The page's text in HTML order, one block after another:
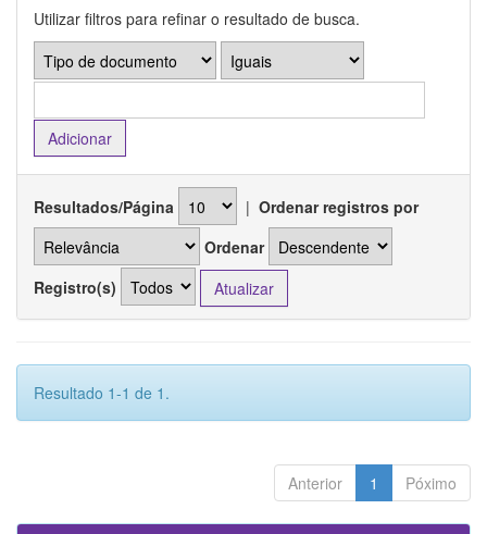
Utilizar filtros para refinar o resultado de busca.
Resultados/Página | Ordenar registros por
Ordenar
Registro(s)
Resultado 1-1 de 1.
Anterior 1 Póximo